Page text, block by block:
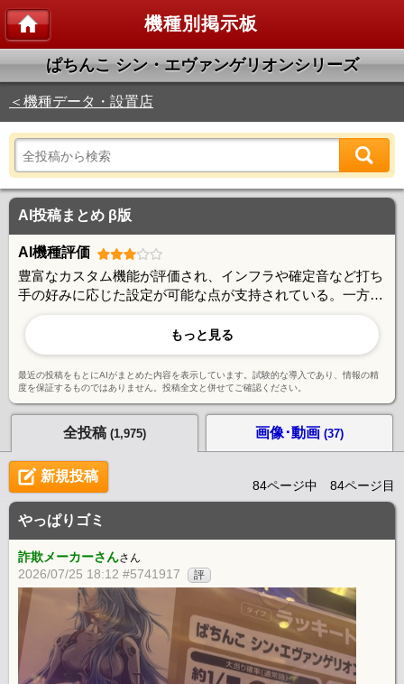
機種別掲示板
ぱちんこ シン・エヴァンゲリオンシリーズ
＜機種データ・設置店
AI投稿まとめ β版
AI機種評価
豊富なカスタム機能が評価され、インフラや確定音など打ち
手の好みに応じた設定が可能な点が支持されている。一方で
右打ち中の10R振り分けが体感的に50%より低いと感じる声
や、129タイプでも大ハマりが頻発するという出玉性能への
不満も見られる。夕方背景などのレア演出は存在するものの
当選率が低く、演出面では賛否が分かれている。カスタムの
自由度とエヴァならではの多彩な演出が魅力だが、出玉バラ
ンスには改善を求める意見もある機種。
もっと見る
最近の投稿をもとにAIがまとめた内容を表示しています。試験的な導入であり、情報の精
度を保証するものではありません。投稿全文と併せてご確認ください。
全投稿 (1,975) 画像･動画 (37)
新規投稿
84ページ中 84ページ目
やっぱりゴミ
詐欺メーカーさんさん
2026/07/25 18:12 #5741917 評